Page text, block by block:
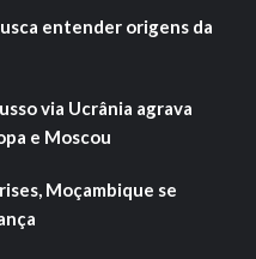
entender origens da
via Ucrânia agrava
e Moscou
Moçambique se